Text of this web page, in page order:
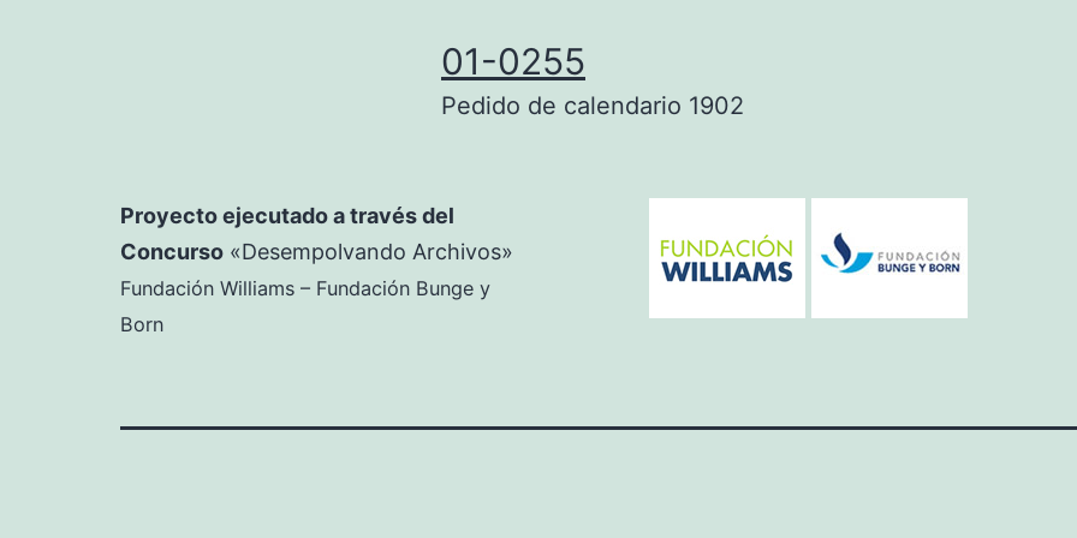
01-0255
Pedido de calendario 1902
Proyecto ejecutado a través del
Concurso «Desempolvando Archivos»
Fundación Williams – Fundación Bunge y
Born